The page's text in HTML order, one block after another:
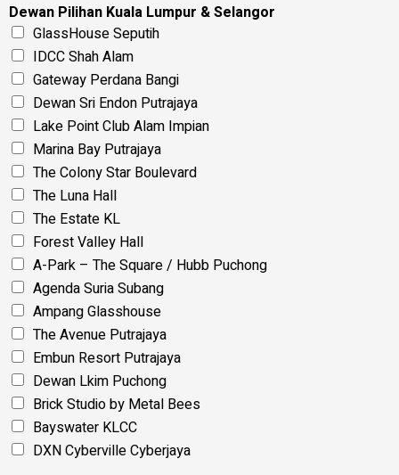
Dewan Pilihan Kuala Lumpur & Selangor
GlassHouse Seputih
IDCC Shah Alam
Gateway Perdana Bangi
Dewan Sri Endon Putrajaya
Lake Point Club Alam Impian
Marina Bay Putrajaya
The Colony Star Boulevard
The Luna Hall
The Estate KL
Forest Valley Hall
A-Park – The Square / Hubb Puchong
Agenda Suria Subang
Ampang Glasshouse
The Avenue Putrajaya
Embun Resort Putrajaya
Dewan Lkim Puchong
Brick Studio by Metal Bees
Bayswater KLCC
DXN Cyberville Cyberjaya